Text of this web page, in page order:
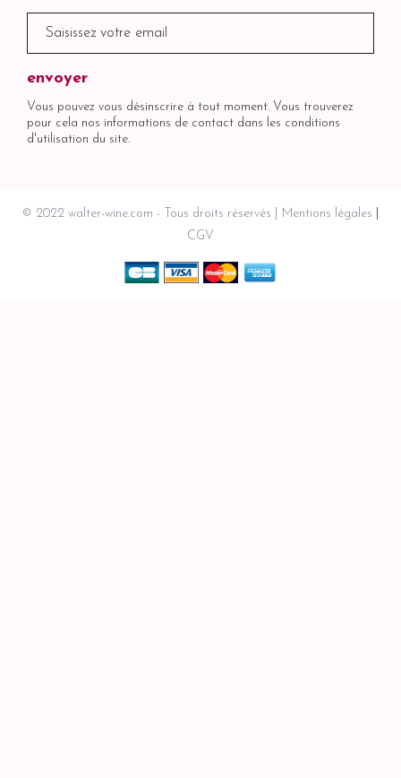
Vous pouvez vous désinscrire à tout moment. Vous trouverez
pour cela nos informations de contact dans les conditions
d'utilisation du site.
© 2022 walter-wine.com - Tous droits réservés
Mentions légales
CGV